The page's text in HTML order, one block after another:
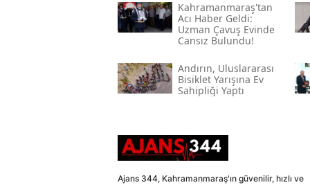
Kahramanmaraş'tan
Acı Haber Geldi:
Uzman Çavuş Evinde
Cansız Bulundu!
Andırın, Uluslararası
Bisiklet Yarışına Ev
Sahipliği Yaptı
Ajans 344, Kahramanmaraş'ın güvenilir, hızlı ve